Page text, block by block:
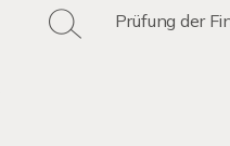
Prüfung der